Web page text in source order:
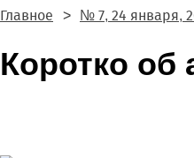
Главное № 7, 24 января,
Коротко об